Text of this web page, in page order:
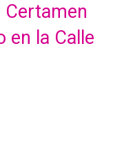
Certamen
en la Calle